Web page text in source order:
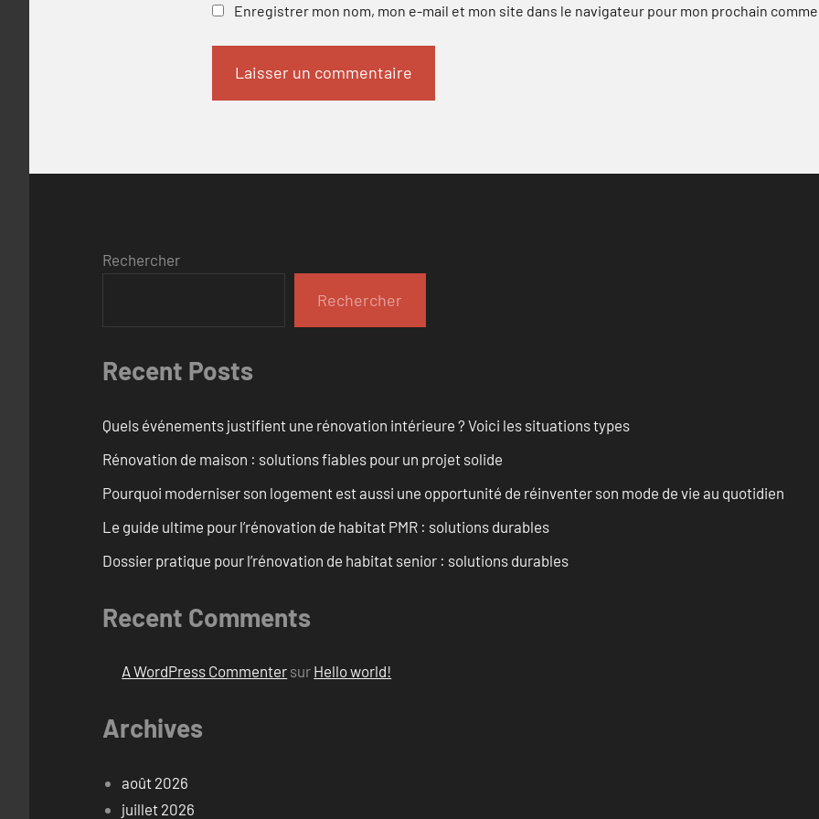
Enregistrer mon nom, mon e-mail et mon site dans le navigateur pour mon prochain
Rechercher
Rechercher
Recent Posts
Quels événements justifient une rénovation intérieure ? Voici les situations types
Rénovation de maison : solutions fiables pour un projet solide
Pourquoi moderniser son logement est aussi une opportunité de réinventer son mode de vie au quotidien
Le guide ultime pour l’rénovation de habitat PMR : solutions durables
Dossier pratique pour l’rénovation de habitat senior : solutions durables
Recent Comments
A WordPress Commenter sur Hello world!
Archives
août 2026
juillet 2026